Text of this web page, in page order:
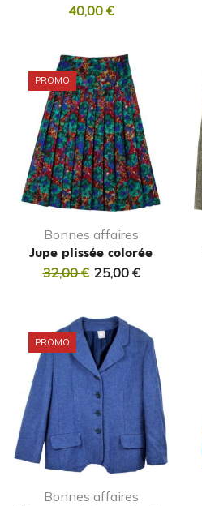
40,00 €
PROMO
Bonnes affaires
Jupe plissée colorée
32,00€ 25,00 €
PROMO
Bonnes affaires